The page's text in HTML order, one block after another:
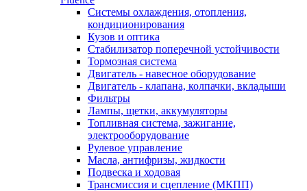
Системы охлаждения, отопления,
кондиционирования
Кузов и оптика
Стабилизатор поперечной устойчивости
Тормозная система
Двигатель - навесное оборудование
Двигатель - клапана, колпачки, вкладыши
Фильтры
Лампы, щетки, аккумуляторы
Топливная система, зажигание,
электрооборудование
Рулевое управление
Масла, антифризы, жидкости
Подвеска и ходовая
Трансмиссия и сцепление (МКПП)